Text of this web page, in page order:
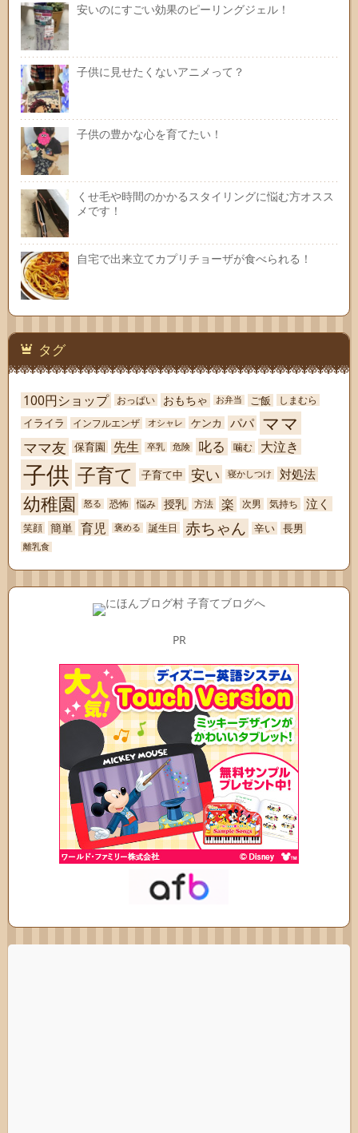
安いのにすごい効果のピーリングジェル！
子供に見せたくないアニメって？
子供の豊かな心を育てたい！
くせ毛や時間のかかるスタイリングに悩む方オスス
メです！
自宅で出来立てカプリチョーザが食べられる！
タグ
100円ショップ おっぱい おもちゃ お弁当 ご飯 しまむら
イライラ インフルエンザ オシャレ ケンカ パパ ママ
ママ友 保育園 先生 卒乳 危険 叱る 噛む 大泣き
子供 子育て 子育て中 安い 寝かしつけ 対処法
幼稚園 怒る 恐怖 悩み 授乳 方法 楽 次男 気持ち 泣く
笑顔 簡単 育児 褒める 誕生日 赤ちゃん 辛い 長男
離乳食
PR